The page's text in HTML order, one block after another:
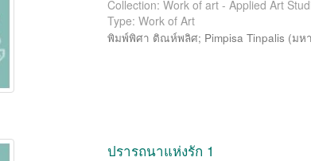
Collection: Work of art - Applied Art
Type: Work of Art
พิมพ์พิศา ติณห์พลิศ; Pimpisa Tinpalis (มห
ปรารถนาแห่งรัก 1